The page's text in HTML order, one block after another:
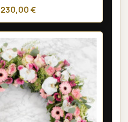
230,00 €